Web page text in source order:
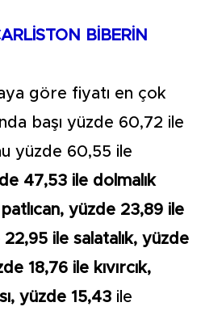
BİBERİN
göre fiyatı en çok
başı yüzde 60,72 ile
yüzde 60,55 ile
47,53 ile dolmalık
yüzde 23,89 ile
ile salatalık, yüzde
18,76 ile kıvırcık,
yüzde 15,43 ile